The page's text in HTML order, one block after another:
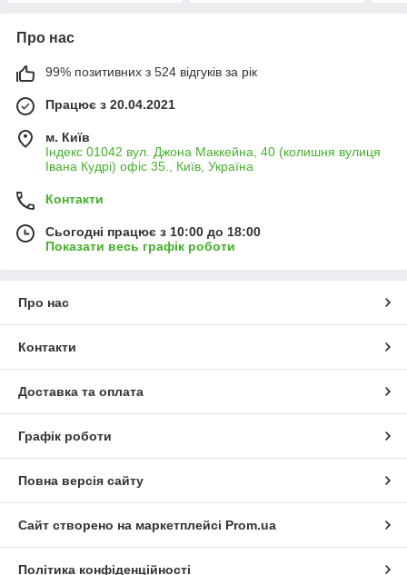
Про нас
99% позитивних з 524 відгуків за рік
Працює з 20.04.2021
м. Київ
Індекс 01042 вул. Джона Маккейна, 40 (колишня вулиця
Івана Кудрі) офіс 35., Київ, Україна
Контакти
Сьогодні працює з 10:00 до 18:00
Показати весь графік роботи
Про нас
Контакти
Доставка та оплата
Графік роботи
Повна версія сайту
Сайт створено на маркетплейсі Prom.ua
Політика конфіденційності